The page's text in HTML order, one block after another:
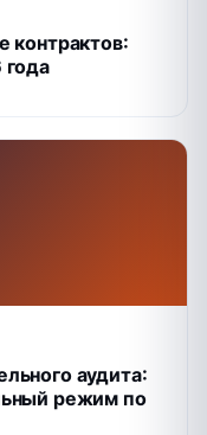
контрактов:
года
аудита:
режим по